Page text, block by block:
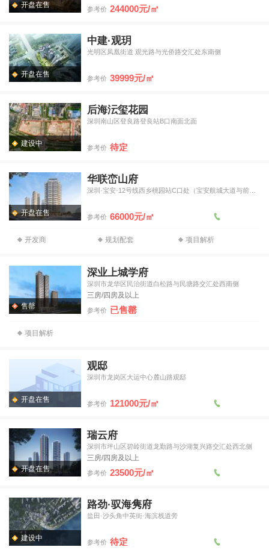
开盘在售 参考价 244000元/㎡
开盘在售
中建·观玥
光明区凤凰街道 观光路与光侨路交汇处东南侧
参考价 39999元/㎡
建设中
后海沄玺花园
深圳南山区登良路登良站B口南面北面
参考价 待定
开盘在售
华联峦山府
深圳·宝安·12号线西乡桃园站C口处（宝安航城大道与前进二
参考价 66000元/㎡
开发商 规划配套 项目解析
售罄
深业上城学府
深圳市龙华区民治街道白松路与民塘路交汇处西南侧
三房/四房及以上
参考价 已售罄
项目解析
开盘在售
观邸
深圳市龙岗区大运中心麓山路观邸
参考价 121000元/㎡
开盘在售
瑞云府
深圳市坪山区碧岭街道龙勤路与沙湖复兴路交汇处西北侧
三房/四房及以上
参考价 23500元/㎡
建设中
路劲·驭海隽府
盐田·沙头角中英街·海滨栈道旁
参考价 待定